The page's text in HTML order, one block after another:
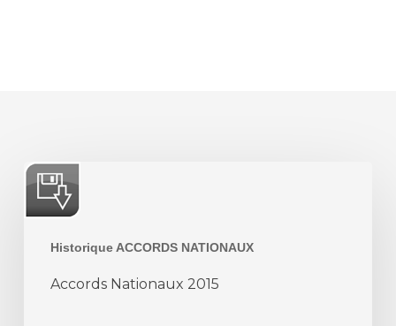
Historique ACCORDS NATIONAUX
Accords
Nationaux
2015
Accords Nationaux 2015